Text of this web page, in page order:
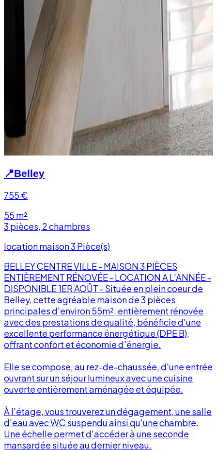
📍Belley
755 €
55 m²
3 pièces, 2 chambres
location maison 3 Pièce(s)
BELLEY CENTRE VILLE - MAISON 3 PIÈCES
ENTIÈREMENT RÉNOVÉE - LOCATION A L'ANNÉE -
DISPONIBLE 1ER AOÛT - Située en plein coeur de
Belley, cette agréable maison de 3 pièces
principales d'environ 55m², entièrement rénovée
avec des prestations de qualité, bénéficie d'une
excellente performance énergétique (DPE B),
offrant confort et économie d'énergie.
Elle se compose, au rez-de-chaussée, d'une entrée
ouvrant sur un séjour lumineux avec une cuisine
ouverte entièrement aménagée et équipée.
À l'étage, vous trouverez un dégagement, une salle
d'eau avec WC suspendu ainsi qu'une chambre.
Une échelle permet d'accéder à une seconde
mansardée située au dernier niveau.